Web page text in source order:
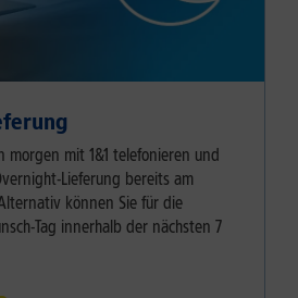
morgen mit 1&1 telefonieren und
Lieferung bereits am
können Sie für die
Tag innerhalb der nächsten 7